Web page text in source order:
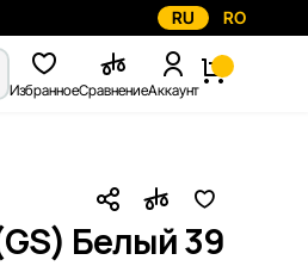
RU RO
ИзбранноеСравнениеАккаунт
Белый 39